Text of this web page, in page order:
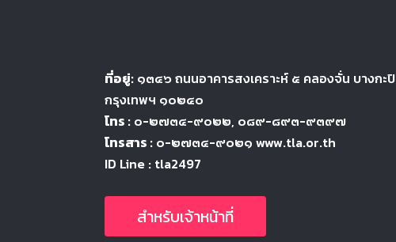
ที่อยู่: ๑๓๔๖ ถนนอาคารสงเคราะห์ ๕ คลองจั่น บางกะปิ
กรุงเทพฯ ๑๐๒๔๐
โทร : ๐-๒๗๓๔-๙๐๒๒, ๐๘๙-๘๙๓-๙๓๙๗
โทรสาร : ๐-๒๗๓๔-๙๐๒๑ www.tla.or.th
ID Line : tla2497
สำหรับเจ้าหน้าที่